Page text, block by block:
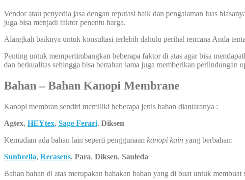
Vendor atau penyedia jasa dengan reputasi baik dan pengalaman luas
juga bisa menjadi faktor penentu harga.
Alangkah baiknya untuk konsultasi terlebih dahulu perihal rencana Anda
Penting untuk mempertimbangkan beberapa faktor di atas agar bisa
dan berkualitas sehingga bisa bertahan lama juga memberikan perlindungan
Bahan – Bahan Kanopi Membrane
Kanopi membran sendiri memiliki beberapa jenis bahan diantaranya :
Agtex, HEYtex, Sage Ferari, Diksen
Kemudian ada bahan lain seperti penggunaan kanopi kain yang berbahan:
Sunbrella, Recasens, Para, Diksen, Sauleda
Bahan bahan di atas merupakan bahakan bahan yang di buat untuk